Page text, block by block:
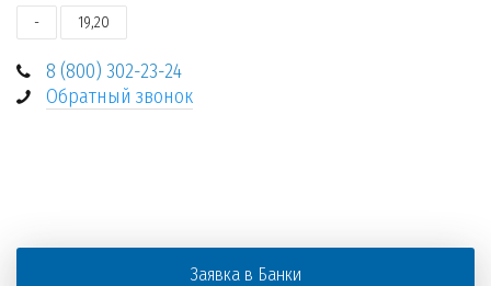
- 19,20
8 (800) 302-23-24
Обратный звонок
Заявка в Банки